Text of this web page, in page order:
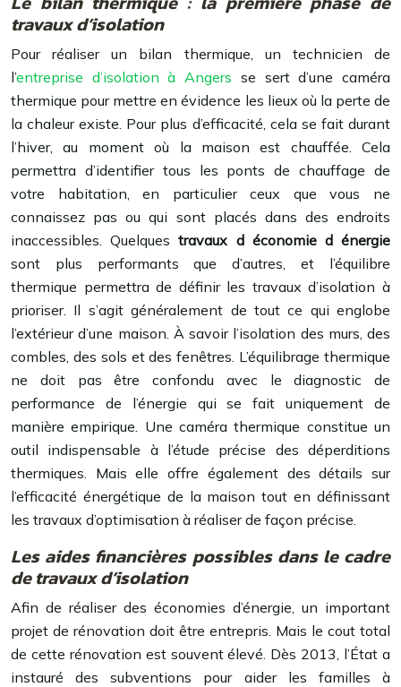
travaux d’isolation
Pour réaliser un bilan thermique, un technicien de
l’entreprise d’isolation à Angers se sert d’une caméra
thermique pour mettre en évidence les lieux où la perte de
la chaleur existe. Pour plus d’efficacité, cela se fait durant
l’hiver, au moment où la maison est chauffée. Cela
permettra d’identifier tous les ponts de chauffage de
votre habitation, en particulier ceux que vous ne
connaissez pas ou qui sont placés dans des endroits
inaccessibles. Quelquestravaux d économie d énergie
sont plus performants que d’autres, et l’équilibre
thermique permettra de définir les travaux d’isolation à
prioriser. Il s’agit généralement de tout ce qui englobe
l’extérieur d’une maison. À savoir l’isolation des murs, des
combles, des sols et des fenêtres. L’équilibrage thermique
ne doit pas être confondu avec le diagnostic de
performance de l’énergie qui se fait uniquement de
manière empirique. Une caméra thermique constitue un
outil indispensable à l’étude précise des déperditions
thermiques. Mais elle offre également des détails sur
l’efficacité énergétique de la maison tout en définissant
les travaux d’optimisation à réaliser de façon précise.
Les aides financières possibles dans le cadre
de travaux d’isolation
Afin de réaliser des économies d’énergie, un important
projet de rénovation doit être entrepris. Mais le cout total
de cette rénovation est souvent élevé. Dès 2013, l’État a
instauré des subventions pour aider les familles à